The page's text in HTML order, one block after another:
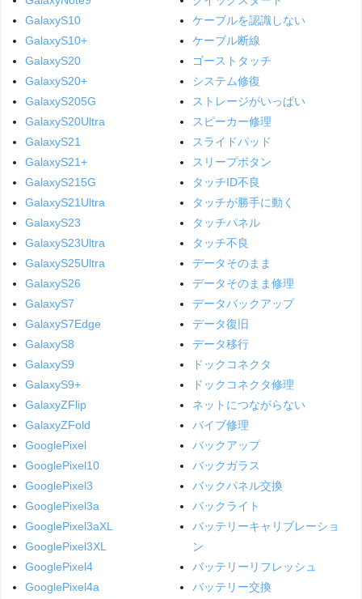
GalaxyS10
GalaxyS10+
GalaxyS20
GalaxyS20+
GalaxyS205G
GalaxyS20Ultra
GalaxyS21
GalaxyS21+
GalaxyS215G
GalaxyS21Ultra
GalaxyS23
GalaxyS23Ultra
GalaxyS25Ultra
GalaxyS26
GalaxyS7
GalaxyS7Edge
GalaxyS8
GalaxyS9
GalaxyS9+
GalaxyZFlip
GalaxyZFold
GooglePixel
GooglePixel10
GooglePixel3
GooglePixel3a
GooglePixel3aXL
GooglePixel3XL
GooglePixel4
GooglePixel4a
ケーブルを認識しない
ケーブル断線
ゴーストタッチ
システム修復
ストレージがいっぱい
スピーカー修理
スライドパッド
スリープボタン
タッチID不良
タッチが勝手に動く
タッチパネル
タッチ不良
データそのまま
データそのまま修理
データバックアップ
データ復旧
データ移行
ドックコネクタ
ドックコネクタ修理
ネットにつながらない
バイブ修理
バックアップ
バックガラス
バックパネル交換
バックライト
バッテリーキャリブレーショ
ン
バッテリーリフレッシュ
バッテリー交換